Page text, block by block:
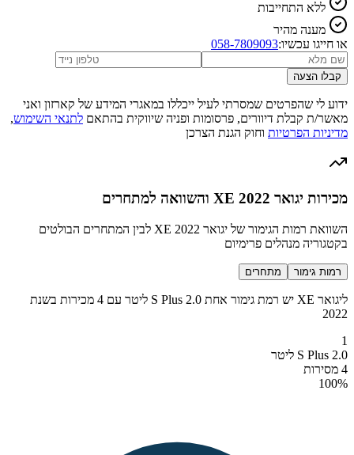
ללא התחייבות
מענה מהיר
או חייגו עכשיו:058-7809093
קבלו הצעה
ידוע לי שהפרטים שמסרתי לעיל ייכללו במאגרי המידע של קארזון ואני
מאשר/ת קבלת דיוורים, פרסומות ופניה שיווקית בהתאם לתנאי השימוש,
מדיניות הפרטיות וחוק הגנת הצרכן
מכירות יגואר XE 2022 והשוואה למתחרים
השוואת רמות הגימור של יגואר XE 2022 לבין המתחרים הבולטים
בקטגוריה מנהלים פרימיום
רמות גימור מתחרים
ליגואר XE יש רמת גימור אחת S Plus 2.0 ליטר עם 4 מכירות בשנת
2022
1
S Plus 2.0 ליטר
4 מסירות
100%